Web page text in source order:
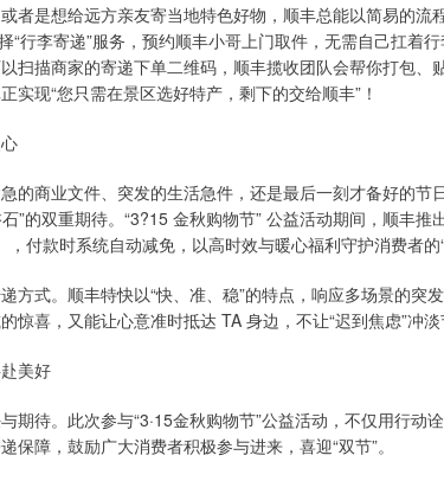
者是想给远方亲友寄当地特色好物，顺丰总能以简易的流
“行李寄递”服务，预约顺丰小哥上门取件，无需自己扛着
扫描商家的寄递下单二维码，顺丰揽收团队会帮你打包、
实现“您只需在景区选好特产，剩下的交给顺丰”！
的商业文件、突发的生活急件，还是最后一刻才备好的
”的双重期待。“3?15 金秋购物节” 公益活动期间，顺丰
付款时系统自动减免，以高时效与暖心福利守护消费者的“
方式。顺丰特快以“快、准、稳”的特点，响应多场景的突
惊喜，又能让心意准时抵达 TA 身边，不让“迟到焦虑”冲淡
美好
期待。此次参与“3·15金秋购物节”公益活动，不仅用行动
障，鼓励广大消费者积极参与进来，喜迎“双节”。